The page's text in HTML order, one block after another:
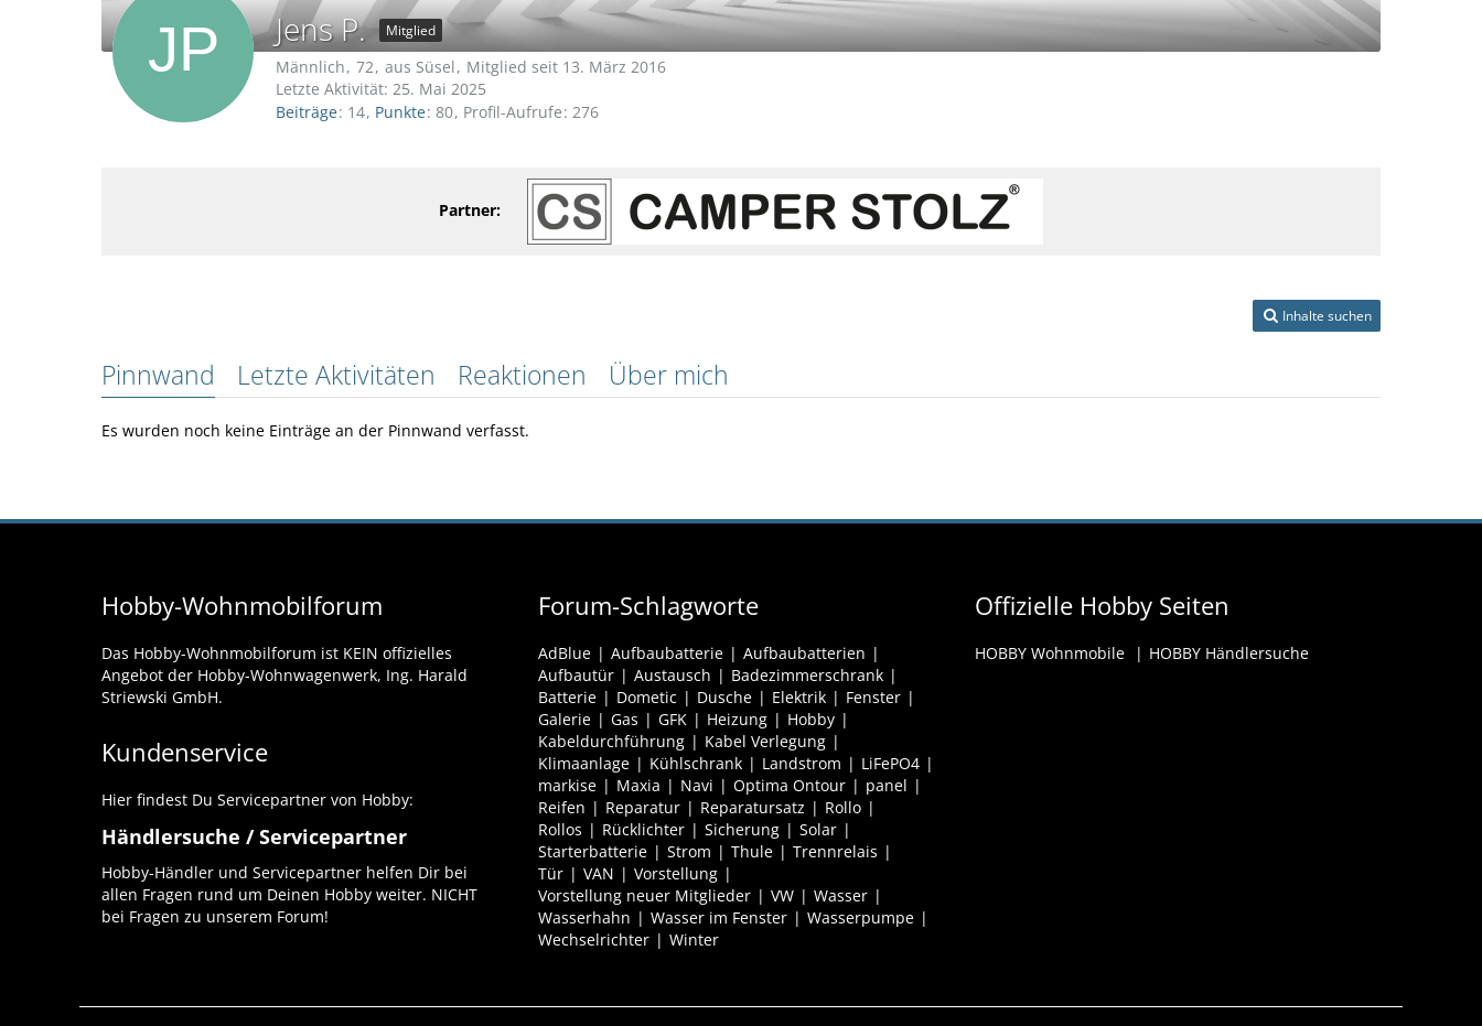
Jens P. Mitglied
Männlich 72 aus Süsel
Mitglied seit 13. März 2016
Letzte Aktivität: 25. Mai 2025
Beiträge 14 Punkte 80 Profil-Aufrufe 276
Partner:
Inhalte suchen
Pinnwand Letzte Aktivitäten Reaktionen Über mich
Es wurden noch keine Einträge an der Pinnwand verfasst.
Hobby-Wohnmobilforum
Das Hobby-Wohnmobilforum ist KEIN offizielles
Angebot der Hobby-Wohnwagenwerk, Ing. Harald
Striewski GmbH.
Kundenservice
Hier findest Du Servicepartner von Hobby:
Händlersuche / Servicepartner
Hobby-Händler und Servicepartner helfen Dir bei
allen Fragen rund um Deinen Hobby weiter. NICHT
bei Fragen zu unserem Forum!
Forum-Schlagworte
AdBlue Aufbaubatterie
Aufbaubatterien
Aufbautür
Austausch
Badezimmerschrank
Batterie
Dometic Dusche Elektrik
Fenster
Galerie
Gas GFK Heizung
Hobby
Kabeldurchführung
Kabel Verlegung
Klimaanlage
Kühlschrank Landstrom
LiFePO4
markise
Maxia Navi Optima Ontour
panel
Reifen
Reparatur Reparatursatz
Rollo
Rollos
Rücklichter Sicherung
Solar
Starterbatterie
Strom Thule
Trennrelais
Tür
VAN
Vorstellung
Vorstellung neuer Mitglieder
VW
Wasser
Wasserhahn
Wasser im Fenster
Wasserpumpe
Wechselrichter
Winter
Offizielle Hobby Seiten
HOBBY Wohnmobile HOBBY Händlersuche